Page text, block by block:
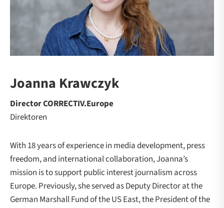
Joanna Krawczyk
Director CORRECTIV.Europe
Direktoren
With 18 years of experience in media development, press
freedom, and international collaboration, Joanna’s
mission is to support public interest journalism across
Europe. Previously, she served as Deputy Director at the
German Marshall Fund of the US East, the President of the